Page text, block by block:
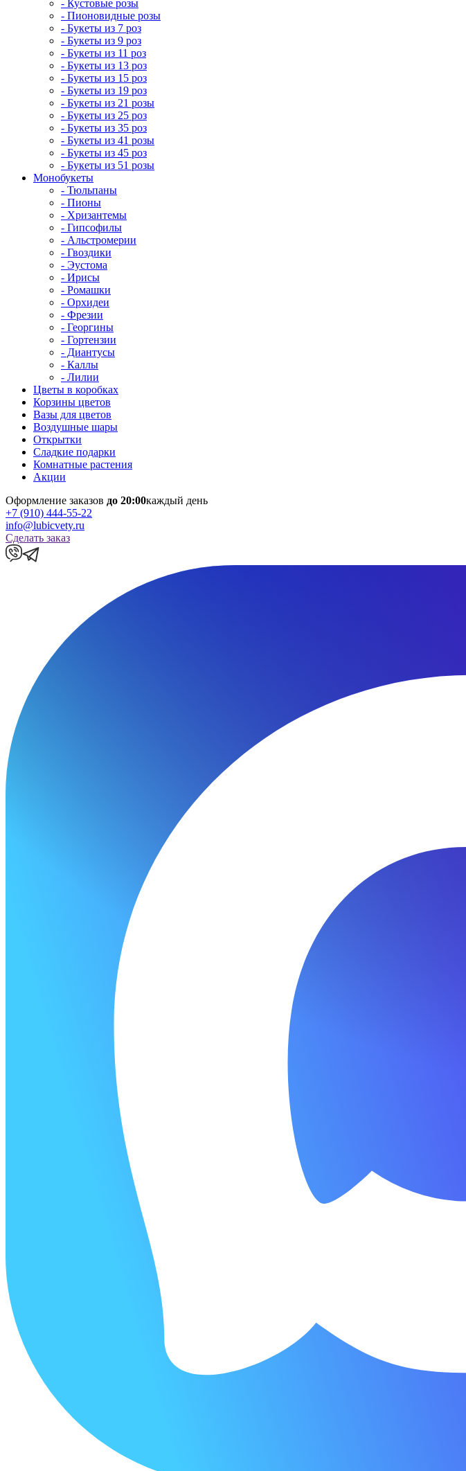
- Кустовые розы
- Пионовидные розы
- Букеты из 7 роз
- Букеты из 9 роз
- Букеты из 11 роз
- Букеты из 13 роз
- Букеты из 15 роз
- Букеты из 19 роз
- Букеты из 21 розы
- Букеты из 25 роз
- Букеты из 35 роз
- Букеты из 41 розы
- Букеты из 45 роз
- Букеты из 51 розы
Монобукеты
- Тюльпаны
- Пионы
- Хризантемы
- Гипсофилы
- Альстромерии
- Гвоздики
- Эустома
- Ирисы
- Ромашки
- Орхидеи
- Фрезии
- Георгины
- Гортензии
- Диантусы
- Каллы
- Лилии
Цветы в коробках
Корзины цветов
Вазы для цветов
Воздушные шары
Открытки
Сладкие подарки
Комнатные растения
Акции
Оформление заказов до 20:00каждый день
+7 (910) 444-55-22
info@lubicvety.ru
Сделать заказ